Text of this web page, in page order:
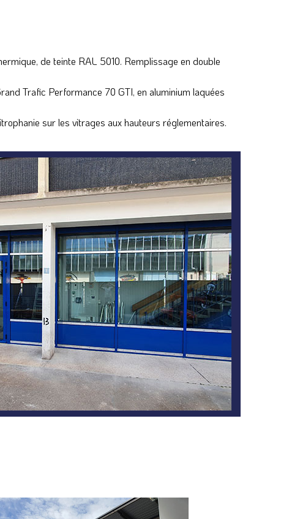
de teinte RAL 5010. Remplissage en double
Trafic Performance 70 GTI, en aluminium laquées
sur les vitrages aux hauteurs réglementaires.